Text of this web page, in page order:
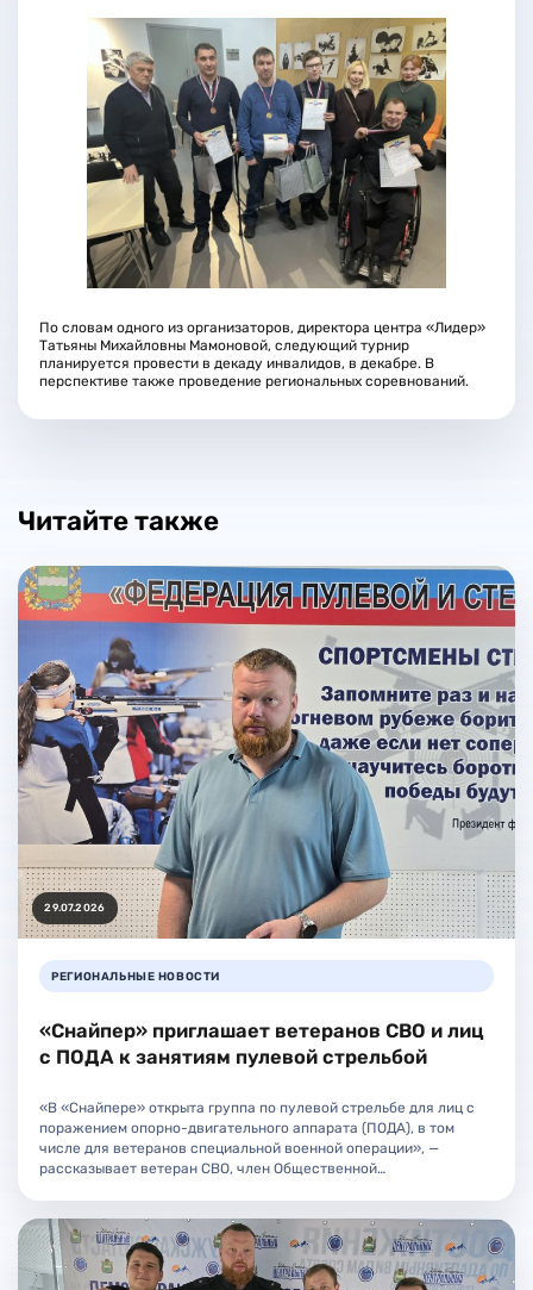
По словам одного из организаторов, директора центра «Лидер»
Татьяны Михайловны Мамоновой, следующий турнир
планируется провести в декаду инвалидов, в декабре. В
перспективе также проведение региональных соревнований.
Читайте также
29.07.2026
РЕГИОНАЛЬНЫЕ НОВОСТИ
«Снайпер» приглашает ветеранов СВО и лиц
с ПОДА к занятиям пулевой стрельбой
«В «Снайпере» открыта группа по пулевой стрельбе для лиц с
поражением опорно-двигательного аппарата (ПОДА), в том
числе для ветеранов специальной военной операции», —
рассказывает ветеран СВО, член Общественной…